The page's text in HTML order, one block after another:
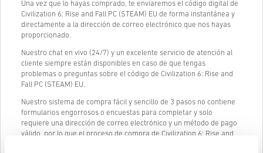
Una vez que lo hayas comprado, te enviaremos el código digital de
Civilization 6: Rise and Fall PC (STEAM) EU de forma instantánea y
directamente a la dirección de correo electrónico que nos hayas
proporcionado.
Nuestro chat en vivo (24/7) y un excelente servicio de atención al
cliente siempre están disponibles en caso de que tengas
problemas o preguntas sobre el código de Civilization 6: Rise and
Fall PC (STEAM) EU.
Nuestro sistema de compra fácil y sencillo de 3 pasos no contiene
formularios engorrosos o encuestas para completar y solo
requiere una dirección de correo electrónico y un método de pago
válido, por lo que el proceso de compra de Civilization 6: Rise and